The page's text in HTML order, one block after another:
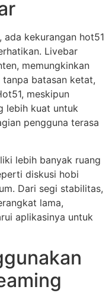
kekurangan hot51
Livebar
memungkinkan
batasan ketat,
meskipun
lebih kuat untuk
pengguna terasa
lebih banyak ruang
diskusi hobi
Dari segi stabilitas,
lama,
aplikasinya untuk